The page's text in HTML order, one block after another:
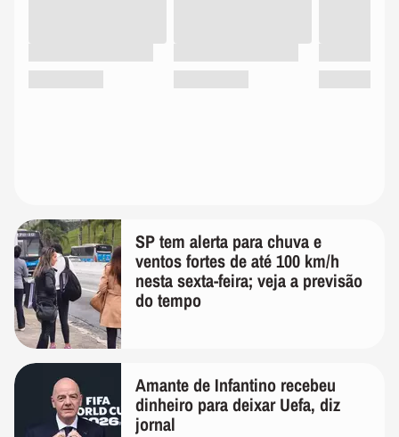
SP tem alerta para chuva e
ventos fortes de até 100 km/h
nesta sexta-feira; veja a previsão
do tempo
Amante de Infantino recebeu
dinheiro para deixar Uefa, diz
jornal